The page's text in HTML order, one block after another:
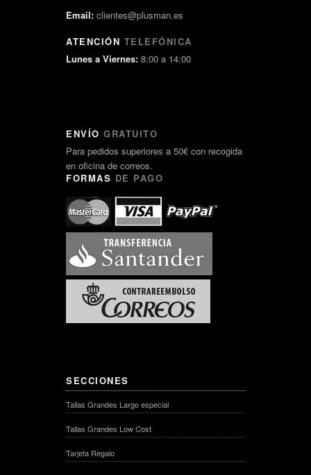
Email: clientes@plusman.es
ATENCIÓN TELEFÓNICA
Lunes a Viernes: 8:00 a 14:00
ENVÍO GRATUITO
Para pedidos superiores a 50€ con recogida
en oficina de correos.
FORMAS DE PAGO
SECCIONES
Tallas Grandes Largo especial
Tallas Grandes Low Cost
Tarjeta Regalo